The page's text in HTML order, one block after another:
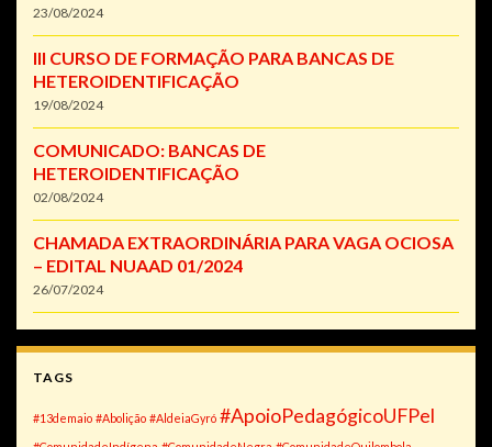
23/08/2024
III CURSO DE FORMAÇÃO PARA BANCAS DE
HETEROIDENTIFICAÇÃO
19/08/2024
COMUNICADO: BANCAS DE
HETEROIDENTIFICAÇÃO
02/08/2024
CHAMADA EXTRAORDINÁRIA PARA VAGA OCIOSA
– EDITAL NUAAD 01/2024
26/07/2024
TAGS
#13demaio #Abolição #AldeiaGyró #ApoioPedagógicoUFPel